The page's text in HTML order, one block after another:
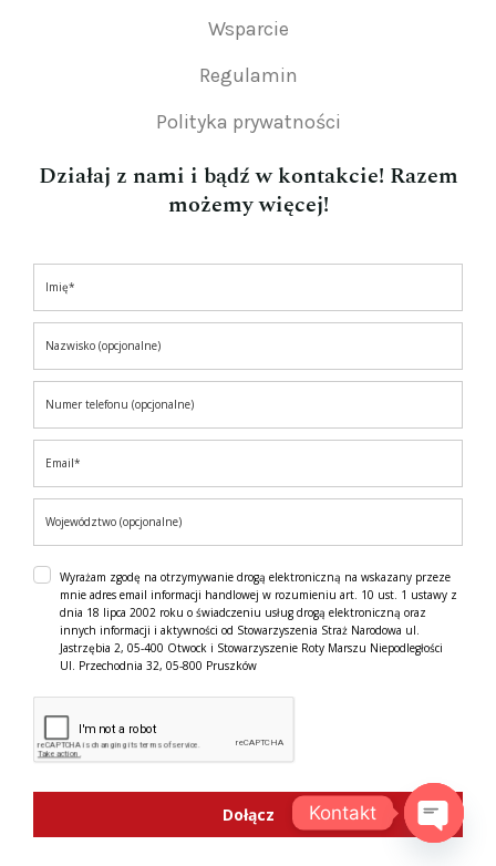
Wsparcie
Regulamin
Polityka prywatności
Działaj z nami i bądź w kontakcie! Razem
możemy więcej!
Wyrażam zgodę na otrzymywanie drogą elektroniczną na wskazany przeze
mnie adres email informacji handlowej w rozumieniu art. 10 ust. 1 ustawy z
dnia 18 lipca 2002 roku o świadczeniu usług drogą elektroniczną oraz
innych informacji i aktywności od Stowarzyszenia Straż Narodowa ul.
Jastrzębia 2, 05-400 Otwock i Stowarzyszenie Roty Marszu Niepodległości
Ul. Przechodnia 32, 05-800 Pruszków
Dołącz Kontakt